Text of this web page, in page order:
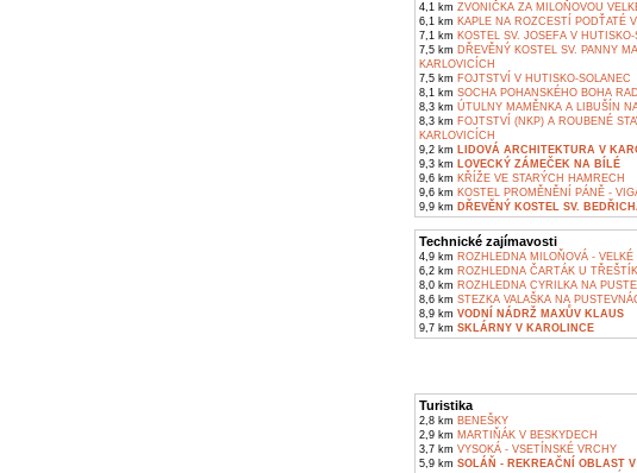
4,1 km ZVONIČKA ZA MILOŇOVOU
6,1 km KAPLE NA ROZCESTÍ PODŤATÉ
7,1 km KOSTEL SV. JOSEFA V HUTISKO-
7,5 km DŘEVĚNÝ KOSTEL SV. PANNY
KARLOVICÍCH
7,5 km FOJTSTVÍ V HUTISKO-SOLANEC
8,1 km SOCHA POHANSKÉHO BOHA
8,3 km ÚTULNY MAMĚNKA A LIBUŠÍN
8,3 km FOJTSTVÍ (NKP) A ROUBENÉ
KARLOVICÍCH
9,2 km LIDOVÁ ARCHITEKTURA V
9,3 km LOVECKÝ ZÁMEČEK NA BÍLÉ
9,6 km KŘÍŽE VE STARÝCH HAMRECH
9,6 km KOSTEL PROMĚNĚNÍ PÁNĚ -
9,9 km DŘEVĚNÝ KOSTEL SV.
Technické zajímavosti
4,9 km ROZHLEDNA MILOŇOVÁ - VELKÉ
6,2 km ROZHLEDNA ČARTÁK U
8,0 km ROZHLEDNA CYRILKA NA
8,6 km STEZKA VALAŠKA NA
8,9 km VODNÍ NÁDRŽ MAXŮV KLAUS
9,7 km SKLÁRNY V KAROLINCE
Turistika
2,8 km BENEŠKY
2,9 km MARTIŇÁK V BESKYDECH
3,7 km VYSOKÁ - VSETÍNSKÉ VRCHY
5,9 km SOLÁŇ - REKREAČNÍ OBLAST V